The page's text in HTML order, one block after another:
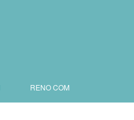
RENO COM